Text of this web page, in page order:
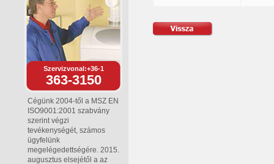
Szervizvonal:+36-1
363-3150
Cégünk 2004-től a MSZ EN
ISO9001:2001 szabvány
szerint végzi
tevékenységét, számos
ügyfelünk
megelégedettségére. 2015.
augusztus elsejétől a az